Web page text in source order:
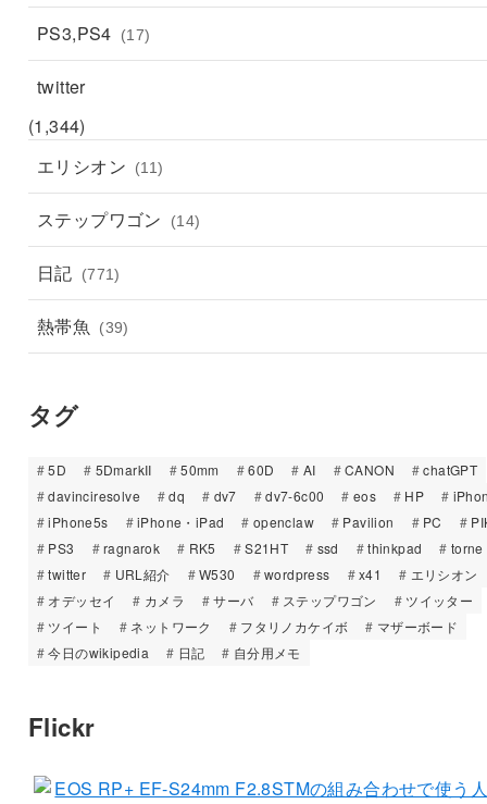
PS3,PS4 (17)
twitter
(1,344)
エリシオン
(11)
ステップワゴン (14)
日記 (771)
熱帯魚 (39)
タグ
5D 5DmarkII 50mm 60D AI CANON
chatGPT
davinciresolve
dq dv7 dv7-6c00 eos HP
iPhone5s
iPhone・iPad openclaw Pavilion PC
PS3
ragnarok RK5 S21HT ssd thinkpad
torne
twitter
URL紹介 W530 wordpress x41
エリシオン
オデッセイ
カメラ サーバ ステップワゴン
ツイッター
ツイート
ネットワーク フタリノカケイボ
マザーボード
今日のwikipedia
日記 自分用メモ
Flickr